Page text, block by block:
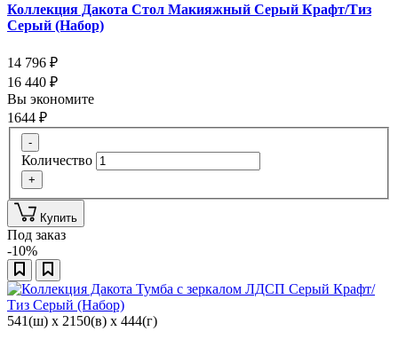
Коллекция Дакота Стол Макияжный Серый Крафт/Тиз
Серый (Набор)
14 796 ₽
16 440 ₽
Вы экономите
1644 ₽
-
Количество
+
Купить
Под заказ
-10%
541(ш) x 2150(в) x 444(г)